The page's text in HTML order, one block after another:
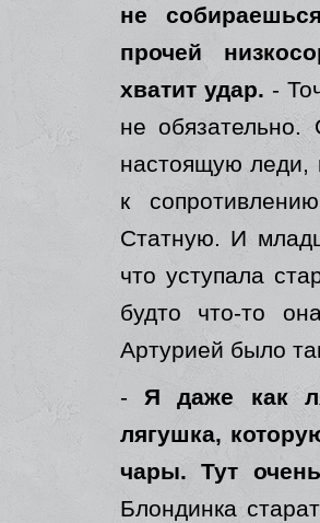
не
прочей
хватит удар. -
не
настоящую леди,
к
Статную. И
что уступала
будто что-то
Артурией было
- Я даже как
лягушка,
чары. Тут
Блондинка